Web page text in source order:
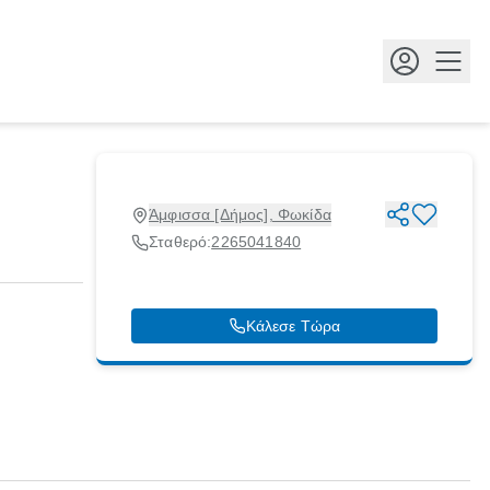
Άμφισσα [Δήμος], Φωκίδα
Σταθερό:2265041840
Κάλεσε Τώρα